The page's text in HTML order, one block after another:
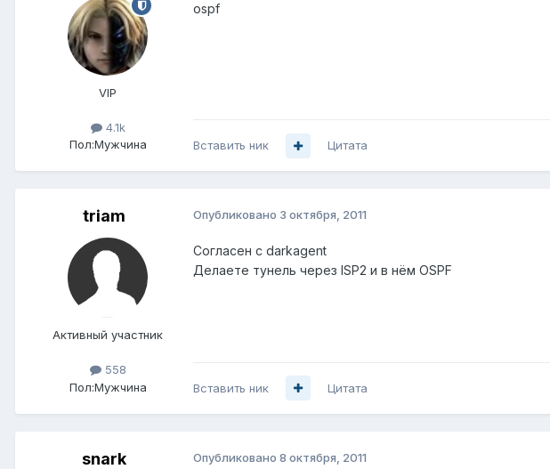
VIP
4.1k
Пол:Мужчина
ospf
Вставить ник Цитата
triam
Активный участник
558
Пол:Мужчина
Опубликовано 3 октября, 2011
Согласен с darkagent
Делаете тунель через ISP2 и в нём OSPF
Вставить ник Цитата
snark Опубликовано 8 октября, 2011